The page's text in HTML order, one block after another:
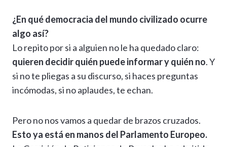
¿En qué democracia del mundo civilizado ocurre
algo así?
Lo repito por si a alguien no le ha quedado claro:
quieren decidir quién puede informar y quién no. Y
si no te pliegas a su discurso, si haces preguntas
incómodas, si no aplaudes, te echan.
Pero no nos vamos a quedar de brazos cruzados.
Esto ya está en manos del Parlamento Europeo.